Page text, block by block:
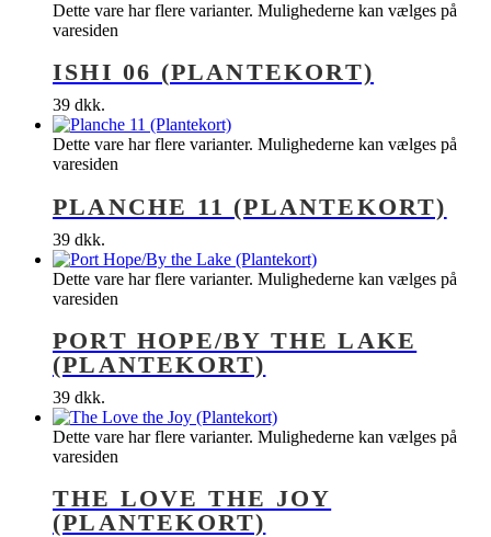
Dette vare har flere varianter. Mulighederne kan vælges på
varesiden
ISHI 06 (PLANTEKORT)
39 dkk.
Dette vare har flere varianter. Mulighederne kan vælges på
varesiden
PLANCHE 11 (PLANTEKORT)
39 dkk.
Dette vare har flere varianter. Mulighederne kan vælges på
varesiden
PORT HOPE/BY THE LAKE
(PLANTEKORT)
39 dkk.
Dette vare har flere varianter. Mulighederne kan vælges på
varesiden
THE LOVE THE JOY
(PLANTEKORT)